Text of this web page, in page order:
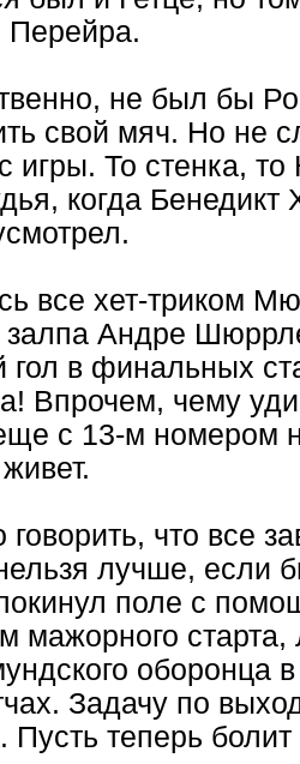
не был бы
свой мяч. Но не
игры. То стенка,
когда
все хет-триком
залпа Андре
гол в финальных
Впрочем, чему
с 13-м номером
что все
лучше, если
поле с
мажорного
оборонца
Задачу по
теперь болит